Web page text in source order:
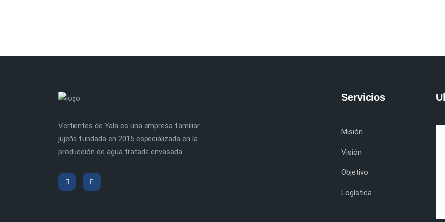
Vertientes de Yala es una empresa familiar
jujeña fundada en 2015 especializada en la
producción de agua tratada envasada.
Servicios
Misión
Visión
Objetivo
Logística